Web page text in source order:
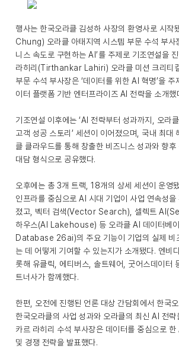
행사는 한국오라클 김성하 사장의 환영사로 시작
Chung) 오라클 아태지역 시스템 부문 수석 부사
니스 속도로 구현하는 AI’를 주제로 기조연설을
라히리(Tirthankar Lahiri) 오라클 미션 크리티
부문 수석 부사장은 ‘데이터를 위한 AI 혁명’을 주
이터 플랫폼 기반 엔터프라이즈 AI 전략을 소개했
기조연설 이후에는 ‘AI 전략부터 성과까지, 오라
고객 성공 스토리’ 세션이 이어졌으며, 국내 최
클 클라우드를 통해 창출한 비즈니스 성과와 향후
대담 형식으로 공유했다.
오후에는 총 3개 트랙, 18개의 상세 세션이 운영
인프라를 중심으로 AI 시대 기업이 사업 연속성을
졌고, 벡터 검색(Vector Search), 셀렉트
하우스(AI Lakehouse) 등 오라클 AI 데이터베
Database 26ai)의 주요 기능이 기업의 실제 비
는 데 어떻게 기여할 수 있는지가 소개됐다. 엔비
롯해 유클릭, 에티버스, 솔트웨어, 굿어스데이터
트너사가 함께했다.
한편, 오전에 진행된 언론 대상 간담회에서 한국
한국오라클의 사업 성과와 오라클의 최신 AI 전
카르 라히리 수석 부사장은 데이터를 중심으로
및 경쟁 전략을 발표했다.